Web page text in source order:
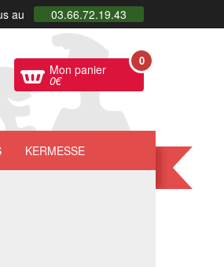
au 03.66.72.19.43
Mon panier
0€
0
KERMESSE